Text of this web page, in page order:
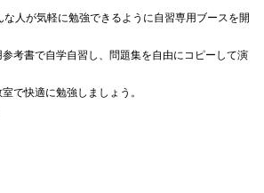
な人が気軽に勉強できるように自習専用ブースを開
考書で自学自習し、問題集を自由にコピーして演
で快適に勉強しましょう。